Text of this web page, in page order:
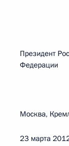
Президент
Москва,
23 марта